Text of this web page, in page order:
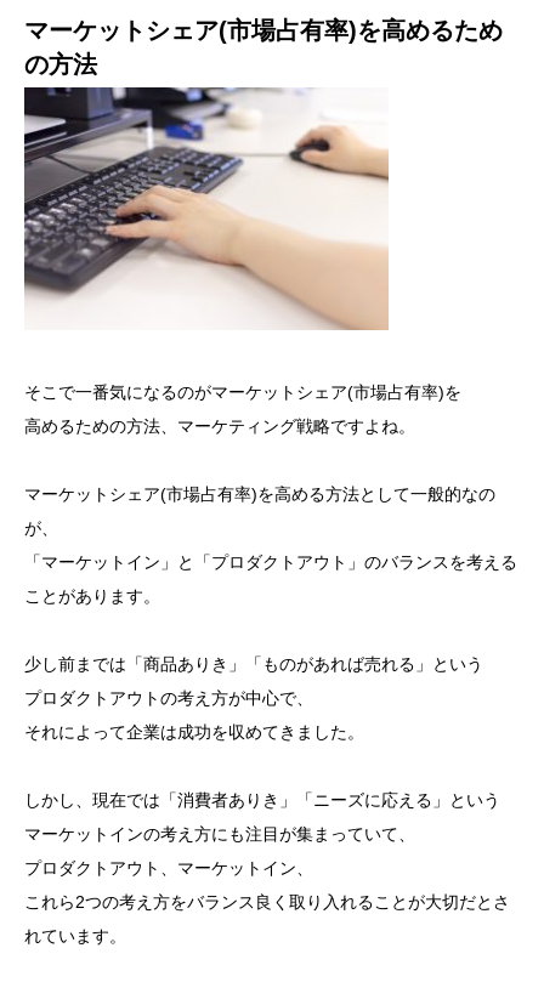
マーケットシェア(市場占有率)を高めるため
の方法
そこで一番気になるのがマーケットシェア(市場占有率)を
高めるための方法、マーケティング戦略ですよね。
マーケットシェア(市場占有率)を高める方法として一般的なの
が、
「マーケットイン」と「プロダクトアウト」のバランスを考える
ことがあります。
少し前までは「商品ありき」「ものがあれば売れる」という
プロダクトアウトの考え方が中心で、
それによって企業は成功を収めてきました。
しかし、現在では「消費者ありき」「ニーズに応える」という
マーケットインの考え方にも注目が集まっていて、
プロダクトアウト、マーケットイン、
これら2つの考え方をバランス良く取り入れることが大切だとさ
れています。